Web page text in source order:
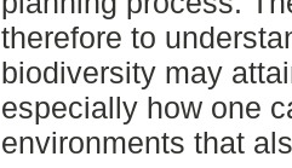
therefore to
biodiversity may
especially how one
environments that